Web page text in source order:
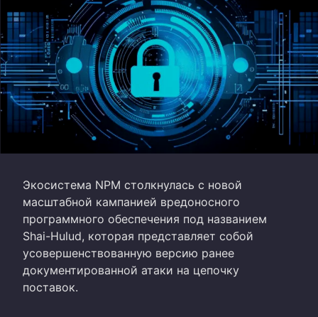
Экосистема NPM столкнулась с новой
масштабной кампанией вредоносного
программного обеспечения под названием
Shai-Hulud, которая представляет собой
усовершенствованную версию ранее
документированной атаки на цепочку
поставок.